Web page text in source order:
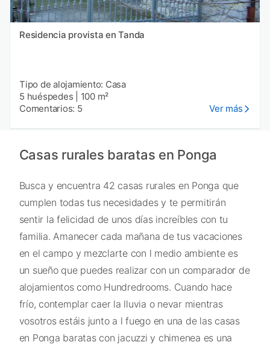
Residencia provista en Tanda
Tipo de alojamiento: Casa
5 huéspedes
100 m²
Comentarios: 5
Ver más
Casas rurales baratas en Ponga
Busca y encuentra 42 casas rurales en Ponga que
cumplen todas tus necesidades y te permitirán
sentir la felicidad de unos días increíbles con tu
familia. Amanecer cada mañana de tus vacaciones
en el campo y mezclarte con l medio ambiente es
un sueño que puedes realizar con un comparador de
alojamientos como Hundredrooms. Cuando hace
frío, contemplar caer la lluvia o nevar mientras
vosotros estáis junto a l fuego en una de las casas
en Ponga baratas con jacuzzi y chimenea es una